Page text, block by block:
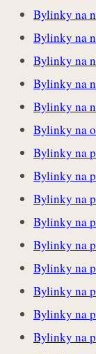
Bylinky na
Bylinky na
Bylinky na
Bylinky na
Bylinky na
Bylinky na
Bylinky na
Bylinky na
Bylinky na
Bylinky na
Bylinky na
Bylinky na
Bylinky na
Bylinky na
Bylinky na